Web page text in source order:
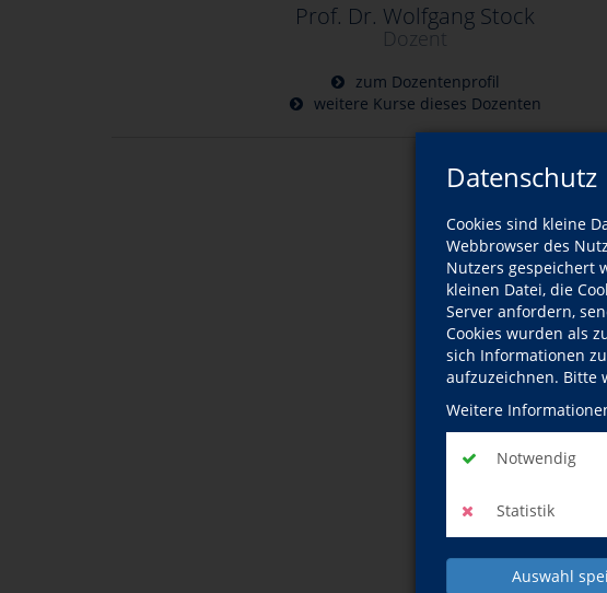
Datenschutz
Cookies sind kleine
Webbrowser des
Nutzers gespeichert
kleinen Datei, die
Server anfordern,
Cookies wurden als
sich Informationen
aufzuzeichnen. Bitte
Weitere
Notwendig
Statistik
Auswahl
Prof. Dr. Wolfgang Stock
Dozent
zum Dozentenprofil
weitere Kurse dieses Dozenten